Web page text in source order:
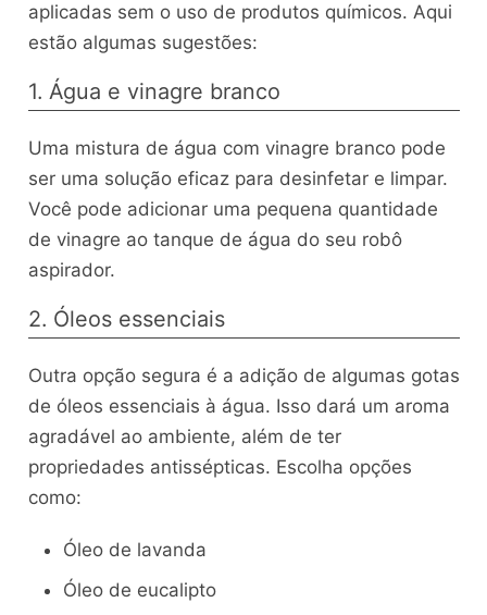
aplicadas sem o uso de produtos químicos. Aqui
estão algumas sugestões:
1. Água e vinagre branco
Uma mistura de água com vinagre branco pode
ser uma solução eficaz para desinfetar e limpar.
Você pode adicionar uma pequena quantidade
de vinagre ao tanque de água do seu robô
aspirador.
2. Óleos essenciais
Outra opção segura é a adição de algumas gotas
de óleos essenciais à água. Isso dará um aroma
agradável ao ambiente, além de ter
propriedades antissépticas. Escolha opções
como:
Óleo de lavanda
Óleo de eucalipto